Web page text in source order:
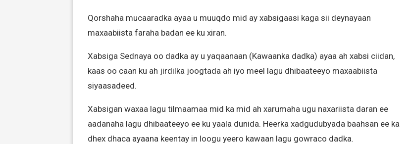
Qorshaha mucaaradka ayaa u muuqdo mid ay xabsigaasi kaga sii deynayaan
maxaabiista faraha badan ee ku xiran.
Xabsiga Sednaya oo dadka ay u yaqaanaan (Kawaanka dadka) ayaa ah xabsi ciidan,
kaas oo caan ku ah jirdilka joogtada ah iyo meel lagu dhibaateeyo maxaabiista
siyaasadeed.
Xabsigan waxaa lagu tilmaamaa mid ka mid ah xarumaha ugu naxariista daran ee
aadanaha lagu dhibaateeyo ee ku yaala dunida. Heerka xadgudubyada baahsan ee ka
dhex dhaca ayaana keentay in loogu yeero kawaan lagu gowraco dadka.